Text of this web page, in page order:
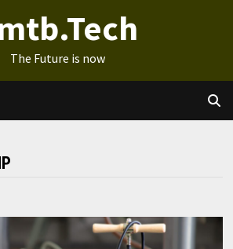
The Future is now